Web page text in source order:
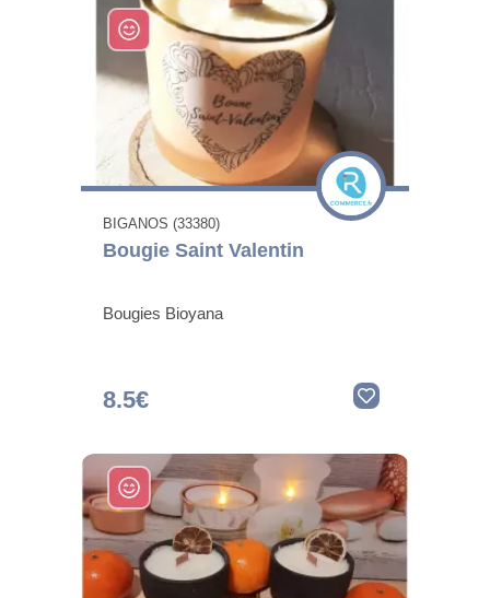
BIGANOS (33380)
Bougie Saint Valentin
Bougies Bioyana
8.5€